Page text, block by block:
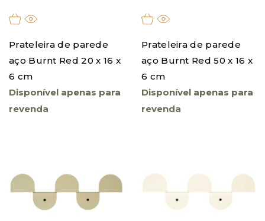
Prateleira de parede
aço Burnt Red 20 x 16 x
6 cm
Disponível apenas para
revenda
Prateleira de parede
aço Burnt Red 50 x 16 x
6 cm
Disponível apenas para
revenda